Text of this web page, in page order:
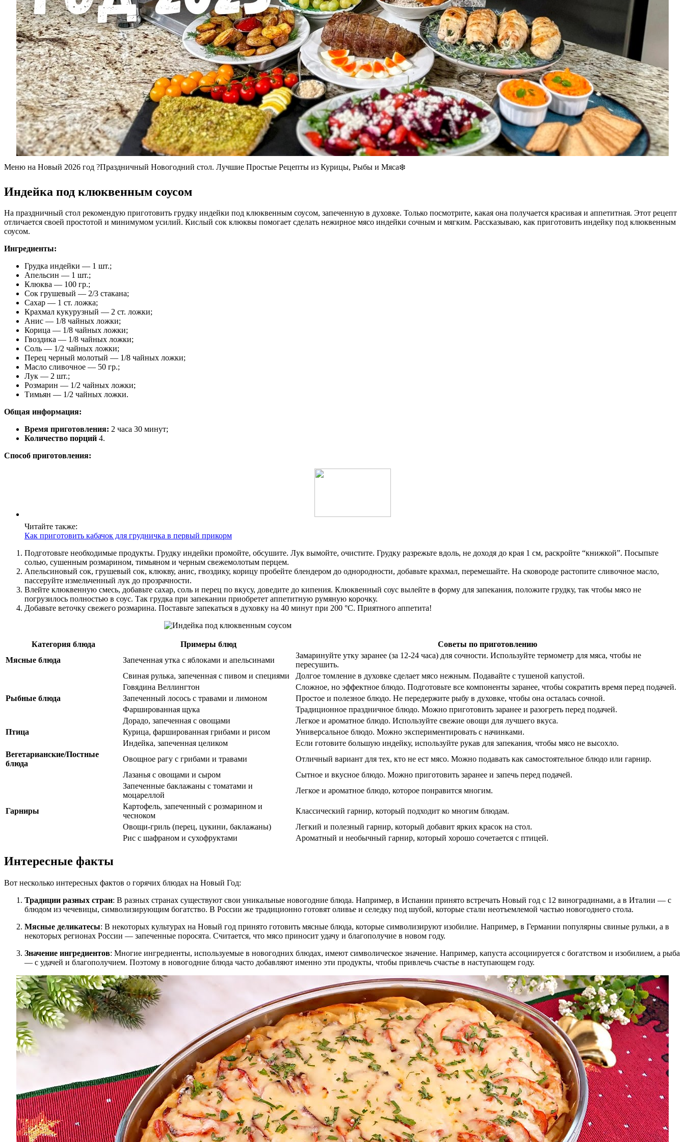
Меню на Новый 2026 год ?Праздничный Новогодний стол. Лучшие Простые Рецепты из Курицы, Рыбы и Мяса❄️
Индейка под клюквенным соусом
На праздничный стол рекомендую приготовить грудку индейки под клюквенным соусом, запеченную в духовке. Только посмотрите, какая она получается красивая и аппетитная. Этот рецепт
отличается своей простотой и минимумом усилий. Кислый сок клюквы помогает сделать нежирное мясо индейки сочным и мягким. Рассказываю, как приготовить индейку под клюквенным
соусом.
Ингредиенты:
Грудка индейки — 1 шт.;
Апельсин — 1 шт.;
Клюква — 100 гр.;
Сок грушевый — 2/3 стакана;
Сахар — 1 ст. ложка;
Крахмал кукурузный — 2 ст. ложки;
Анис — 1/8 чайных ложки;
Корица — 1/8 чайных ложки;
Гвоздика — 1/8 чайных ложки;
Соль — 1/2 чайных ложки;
Перец черный молотый — 1/8 чайных ложки;
Масло сливочное — 50 гр.;
Лук — 2 шт.;
Розмарин — 1/2 чайных ложки;
Тимьян — 1/2 чайных ложки.
Общая информация:
Время приготовления: 2 часа 30 минут;
Количество порций 4.
Способ приготовления:
Читайте также:
Как приготовить кабачок для грудничка в первый прикорм
Подготовьте необходимые продукты. Грудку индейки промойте, обсушите. Лук вымойте, очистите. Грудку разрежьте вдоль, не доходя до края 1 см, раскройте “книжкой”. Посыпьте
солью, сушенным розмарином, тимьяном и черным свежемолотым перцем.
Апельсиновый сок, грушевый сок, клюкву, анис, гвоздику, корицу пробейте блендером до однородности, добавьте крахмал, перемешайте. На сковороде растопите сливочное масло,
пассеруйте измельченный лук до прозрачности.
Влейте клюквенную смесь, добавьте сахар, соль и перец по вкусу, доведите до кипения. Клюквенный соус вылейте в форму для запекания, положите грудку, так чтобы мясо не
погрузилось полностью в соус. Так грудка при запекании приобретет аппетитную румяную корочку.
Добавьте веточку свежего розмарина. Поставьте запекаться в духовку на 40 минут при 200 °С. Приятного аппетита!
Категория блюда Примеры блюд
Советы по приготовлению
Мясные блюда
Запеченная утка с яблоками и апельсинами
Замаринуйте утку заранее (за 12-24 часа) для сочности. Используйте термометр для мяса, чтобы не
пересушить.
Свиная рулька, запеченная с пивом и специями
Долгое томление в духовке сделает мясо нежным. Подавайте с тушеной капустой.
Говядина Веллингтон
Сложное, но эффектное блюдо. Подготовьте все компоненты заранее, чтобы сократить время перед подачей.
Рыбные блюда
Запеченный лосось с травами и лимоном
Простое и полезное блюдо. Не передержите рыбу в духовке, чтобы она осталась сочной.
Фаршированная щука
Традиционное праздничное блюдо. Можно приготовить заранее и разогреть перед подачей.
Дорадо, запеченная с овощами
Легкое и ароматное блюдо. Используйте свежие овощи для лучшего вкуса.
Птица
Курица, фаршированная грибами и рисом
Универсальное блюдо. Можно экспериментировать с начинками.
Индейка, запеченная целиком
Если готовите большую индейку, используйте рукав для запекания, чтобы мясо не высохло.
Вегетарианские/Постные
блюда
Овощное рагу с грибами и травами
Отличный вариант для тех, кто не ест мясо. Можно подавать как самостоятельное блюдо или гарнир.
Лазанья с овощами и сыром
Сытное и вкусное блюдо. Можно приготовить заранее и запечь перед подачей.
Запеченные баклажаны с томатами и
моцареллой
Легкое и ароматное блюдо, которое понравится многим.
Гарниры
Картофель, запеченный с розмарином и
чесноком
Классический гарнир, который подходит ко многим блюдам.
Овощи-гриль (перец, цукини, баклажаны)
Легкий и полезный гарнир, который добавит ярких красок на стол.
Рис с шафраном и сухофруктами
Ароматный и необычный гарнир, который хорошо сочетается с птицей.
Интересные факты
Вот несколько интересных фактов о горячих блюдах на Новый Год:
Традиции разных стран: В разных странах существуют свои уникальные новогодние блюда. Например, в Испании принято встречать Новый год с 12 виноградинами, а в Италии — с
блюдом из чечевицы, символизирующим богатство. В России же традиционно готовят оливье и селедку под шубой, которые стали неотъемлемой частью новогоднего стола.
Мясные деликатесы: В некоторых культурах на Новый год принято готовить мясные блюда, которые символизируют изобилие. Например, в Германии популярны свиные рульки, а в
некоторых регионах России — запеченные поросята. Считается, что мясо приносит удачу и благополучие в новом году.
Значение ингредиентов: Многие ингредиенты, используемые в новогодних блюдах, имеют символическое значение. Например, капуста ассоциируется с богатством и изобилием, а рыба
— с удачей и благополучием. Поэтому в новогодние блюда часто добавляют именно эти продукты, чтобы привлечь счастье в наступающем году.